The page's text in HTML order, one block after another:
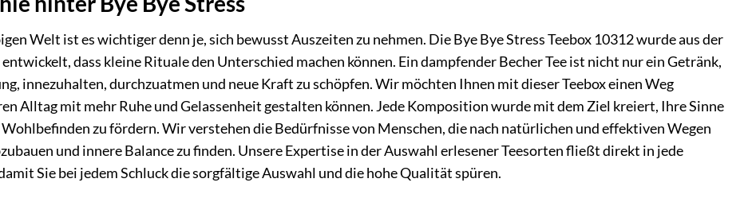
Welt ist es wichtiger denn je, sich bewusst Auszeiten zu nehmen. Die Bye Bye Stress Teebox 10312 wurde aus der
dass kleine Rituale den Unterschied machen können. Ein dampfender Becher Tee ist nicht nur ein Getränk,
innezuhalten, durchzuatmen und neue Kraft zu schöpfen. Wir möchten Ihnen mit dieser Teebox einen Weg
Alltag mit mehr Ruhe und Gelassenheit gestalten können. Jede Komposition wurde mit dem Ziel kreiert, Ihre Sinne
zu fördern. Wir verstehen die Bedürfnisse von Menschen, die nach natürlichen und effektiven Wegen
und innere Balance zu finden. Unsere Expertise in der Auswahl erlesener Teesorten fließt direkt in jede
Sie bei jedem Schluck die sorgfältige Auswahl und die hohe Qualität spüren.